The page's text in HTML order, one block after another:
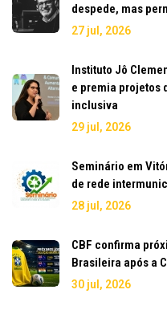
despede, mas
27 jul, 2026
Instituto Jô
e premia projetos
inclusiva
29 jul, 2026
Seminário em
de rede
28 jul, 2026
CBF confirma
Brasileira após a
30 jul, 2026